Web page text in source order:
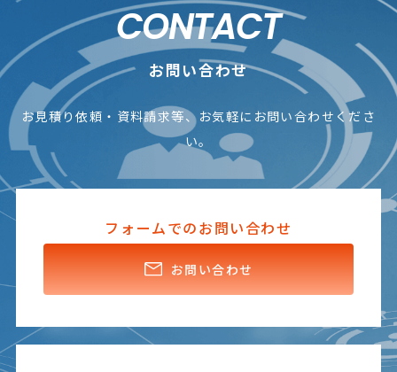
CONTACT
お問い合わせ
お見積り依頼・資料請求等、お気軽にお問い合わせくださ
い。
フォームでのお問い合わせ
お問い合わせ